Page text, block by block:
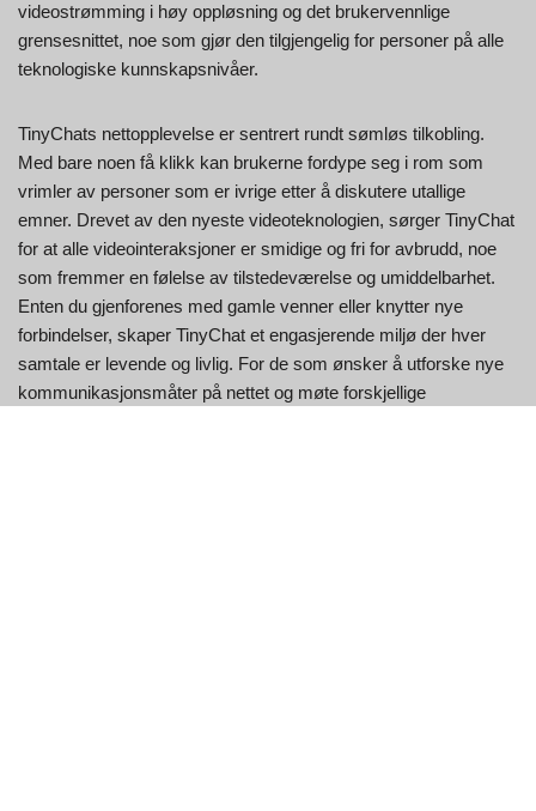
videostrømming i høy oppløsning og det brukervennlige
grensesnittet, noe som gjør den tilgjengelig for personer på alle
teknologiske kunnskapsnivåer.
TinyChats nettopplevelse er sentrert rundt sømløs tilkobling.
Med bare noen få klikk kan brukerne fordype seg i rom som
vrimler av personer som er ivrige etter å diskutere utallige
emner. Drevet av den nyeste videoteknologien, sørger TinyChat
for at alle videointeraksjoner er smidige og fri for avbrudd, noe
som fremmer en følelse av tilstedeværelse og umiddelbarhet.
Enten du gjenforenes med gamle venner eller knytter nye
forbindelser, skaper TinyChat et engasjerende miljø der hver
samtale er levende og livlig. For de som ønsker å utforske nye
kommunikasjonsmåter på nettet og møte forskjellige